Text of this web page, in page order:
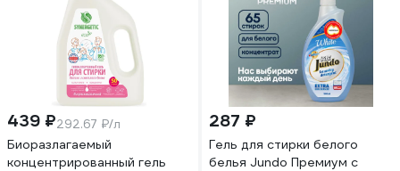
439 ₽292.67 ₽/л
Биоразлагаемый
концентрированный гель
287 ₽
Гель для стирки белого
белья Jundo Премиум с